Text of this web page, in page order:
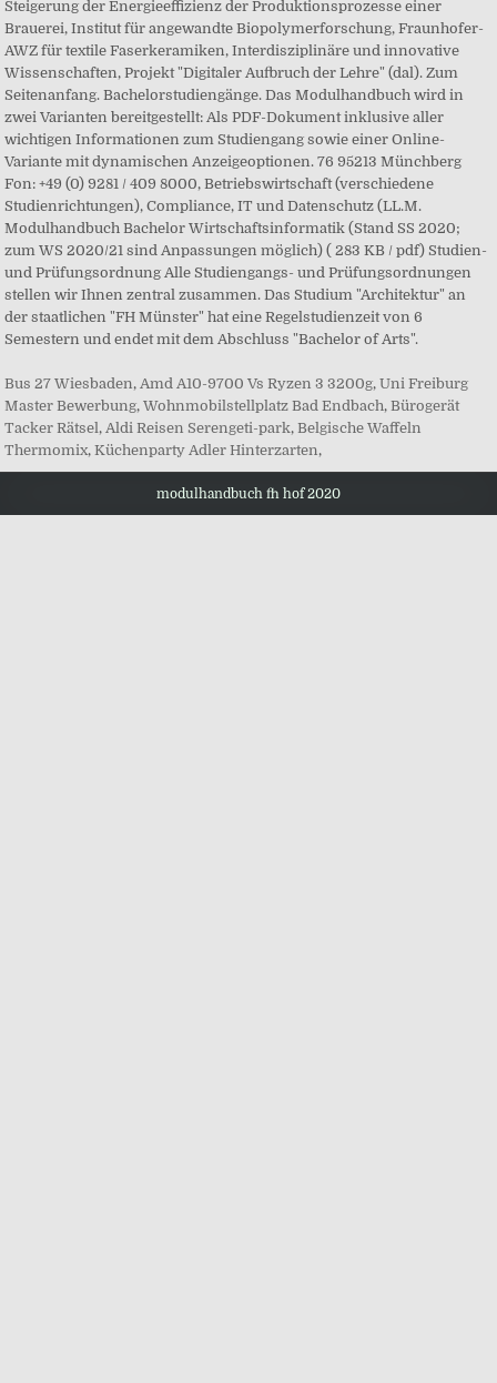
Steigerung der Energieeffizienz der Produktionsprozesse einer
Brauerei, Institut für angewandte Biopolymerforschung, Fraunhofer-
AWZ für textile Faserkeramiken, Interdisziplinäre und innovative
Wissenschaften, Projekt "Digitaler Aufbruch der Lehre" (dal). Zum
Seitenanfang. Bachelorstudiengänge. Das Modulhandbuch wird in
zwei Varianten bereitgestellt: Als PDF-Dokument inklusive aller
wichtigen Informationen zum Studiengang sowie einer Online-
Variante mit dynamischen Anzeigeoptionen. 76 95213 Münchberg
Fon: +49 (0) 9281 / 409 8000, Betriebswirtschaft (verschiedene
Studienrichtungen), Compliance, IT und Datenschutz (LL.M.
Modulhandbuch Bachelor Wirtschaftsinformatik (Stand SS 2020;
zum WS 2020/21 sind Anpassungen möglich) ( 283 KB / pdf) Studien-
und Prüfungsordnung Alle Studiengangs- und Prüfungsordnungen
stellen wir Ihnen zentral zusammen. Das Studium "Architektur" an
der staatlichen "FH Münster" hat eine Regelstudienzeit von 6
Semestern und endet mit dem Abschluss "Bachelor of Arts".
Bus 27 Wiesbaden,Amd A10-9700 Vs Ryzen 3 3200g,Uni Freiburg
Master Bewerbung,Wohnmobilstellplatz Bad Endbach,Bürogerät
Tacker Rätsel,Aldi Reisen Serengeti-park,Belgische Waffeln
Thermomix,Küchenparty Adler Hinterzarten,
modulhandbuch fh hof 2020